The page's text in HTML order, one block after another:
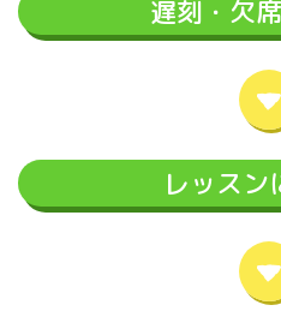
遅刻・欠
レッスン